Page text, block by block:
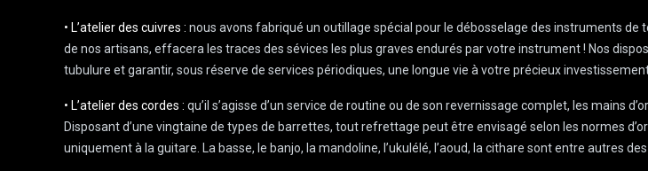
• L’atelier des cuivres : nous avons fabriqué un outillage spécial pour le débosselage des instruments
de nos artisans, effacera les traces des sévices les plus graves endurés par votre instrument ! Nos
tubulure et garantir, sous réserve de services périodiques, une longue vie à votre précieux
• L’atelier des cordes : qu’il s’agisse d’un service de routine ou de son revernissage complet, les mains
Disposant d’une vingtaine de types de barrettes, tout refrettage peut être envisagé selon les normes
uniquement à la guitare. La basse, le banjo, la mandoline, l’ukulélé, l’aoud, la cithare sont entre autres